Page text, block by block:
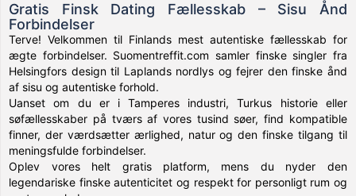
Gratis Finsk Dating Fællesskab – Sisu Ånd
Forbindelser
Terve! Velkommen til Finlands mest autentiske fællesskab for
ægte forbindelser. Suomentreffit.com samler finske singler fra
Helsingfors design til Laplands nordlys og fejrer den finske ånd
af sisu og autentiske forhold.
Uanset om du er i Tamperes industri, Turkus historie eller
søfællesskaber på tværs af vores tusind søer, find kompatible
finner, der værdsætter ærlighed, natur og den finske tilgang til
meningsfulde forbindelser.
Oplev vores helt gratis platform, mens du nyder den
legendariske finske autenticitet og respekt for personligt rum og